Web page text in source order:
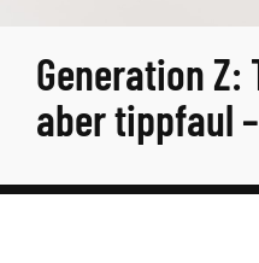
Generation
aber tippfaul